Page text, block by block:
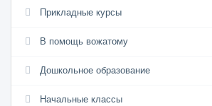
Прикладные курсы
В помощь вожатому
Дошкольное образование
Начальные классы